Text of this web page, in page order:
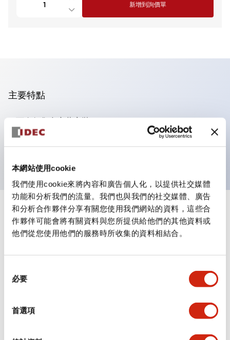
本網站使用cookie
我們使用cookie來將內容和廣告個人化，以提供社交媒體
功能和分析我們的流量。我們也與我們的社交媒體、廣告
和分析合作夥伴分享有關您使用我們網站的資料，這些合
作夥伴可能會將有關資料與您所提供給他們的其他資料或
他們從您使用他們的服務時所收集的資料相結合。
必要
首選項
新增到詢價單
主要特點
可進行集合密著安裝
附鎖選擇開關採用高安全性的彈子鎖結構
規格 顯示全部
審美規範